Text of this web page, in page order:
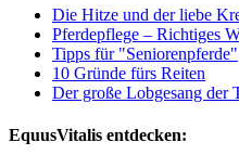
Die Hitze und der liebe
Pferdepflege – Richtiges
Tipps für "Seniorenpferde"
10 Gründe fürs Reiten
Der große Lobgesang der
EquusVitalis entdecken: